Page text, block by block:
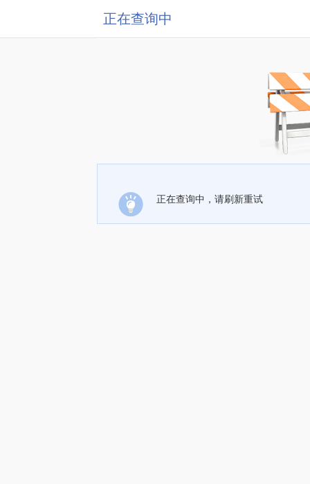
正在查询中
正在查询中，请刷新重试